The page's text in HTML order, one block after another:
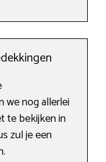
we nog allerlei
te bekijken in
zul je een